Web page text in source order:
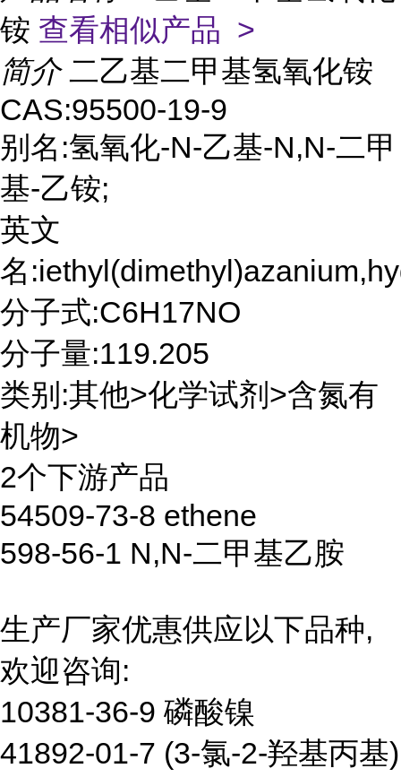
铵 查看相似产品 >
简介 二乙基二甲基氢氧化铵
CAS:95500-19-9
别名:氢氧化-N-乙基-N,N-二甲
基-乙铵;
英文
名
分子式:C6H17NO
分子量:119.205
类别:其他>化学试剂>含氮有
机物>
2个下游产品
54509-73-8 ethene
598-56-1 N,N-二甲基乙胺
生产厂家优惠供应以下品种,
欢迎咨询:
10381-36-9 磷酸镍
41892-01-7 (3-氯-2-羟基丙基)